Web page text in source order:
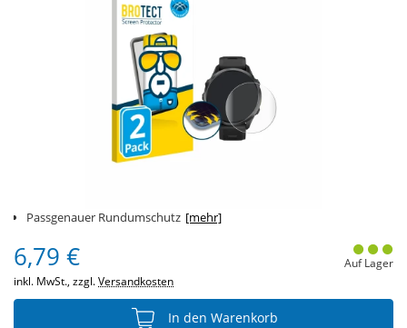
Passgenauer Rundumschutz [mehr]
6,79 €
inkl. MwSt., zzgl.Versandkosten
Auf Lager
In den Warenkorb